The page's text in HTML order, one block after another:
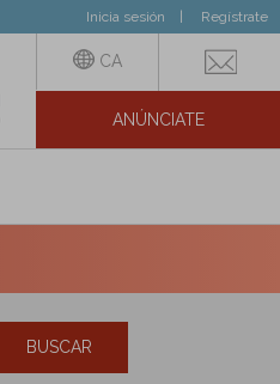
Inicia sesión Regístrate
CA
ANÚNCIATE
BUSCAR